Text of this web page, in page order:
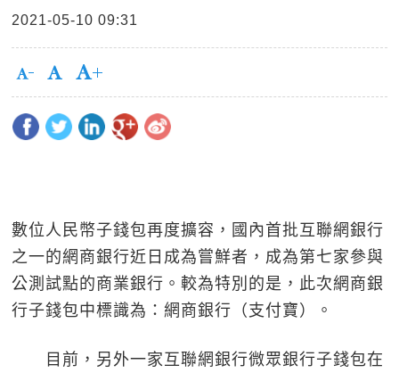
2021-05-10 09:31
數位人民幣子錢包再度擴容，國內首批互聯網銀行
之一的網商銀行近日成為嘗鮮者，成為第七家參與
公測試點的商業銀行。較為特別的是，此次網商銀
行子錢包中標識為：網商銀行（支付寶）。
目前，另外一家互聯網銀行微眾銀行子錢包在